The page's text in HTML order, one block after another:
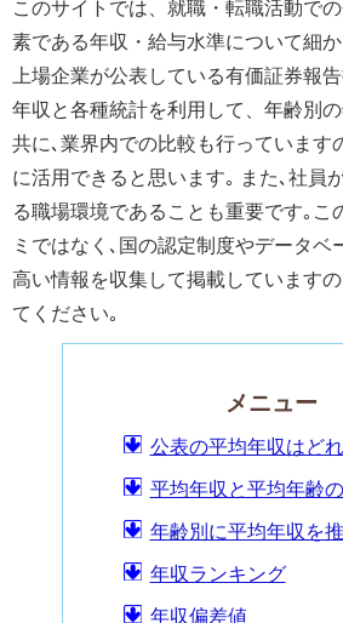
このサイトでは、就職・転職活動で
素である年収・給与水準について細か
上場企業が公表している有価証券報
年収と各種統計を利用して、年齢別
共に､業界内での比較も行っています
に活用できると思います｡ また､社員
る職場環境であることも重要です｡こ
ミではなく､国の認定制度やデータベ
高い情報を収集して掲載しています
てください｡
メニュー
公表の平均年収はど
平均年収と平均年齢
年齢別に平均年収を
年収ランキング
年収偏差値